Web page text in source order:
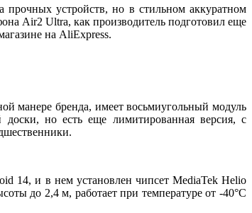
прочных устройств, но в стильном аккуратном
Air2 Ultra, как производитель подготовил еще
на AliExpress.
манере бренда, имеет восьмиугольный модуль
но есть еще лимитированная версия, с
14, и в нем установлен чипсет MediaTek Helio
до 2,4 м, работает при температуре от -40°C